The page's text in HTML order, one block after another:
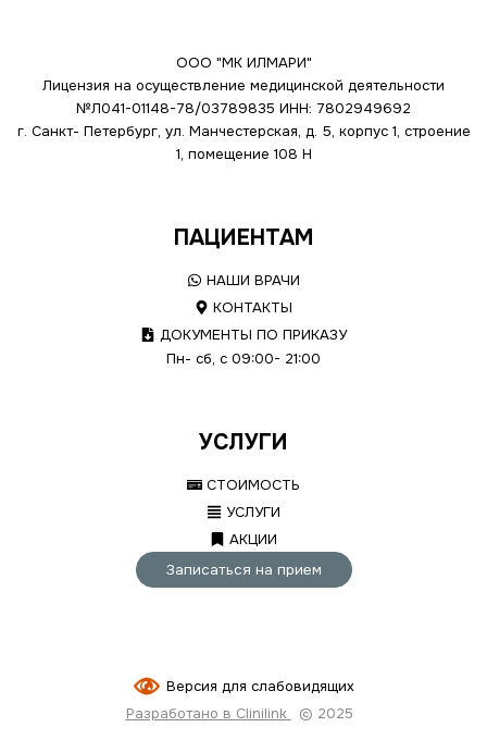
ООО "МК ИЛМАРИ"
Лицензия на осуществление медицинской деятельности
№Л041-01148-78/03789835 ИНН: 7802949692
г. Санкт- Петербург, ул. Манчестерская, д. 5, корпус 1, строение
1, помещение 108 Н
ПАЦИЕНТАМ
НАШИ ВРАЧИ
КОНТАКТЫ
ДОКУМЕНТЫ ПО ПРИКАЗУ
Пн- сб, с 09:00- 21:00
УСЛУГИ
СТОИМОСТЬ
УСЛУГИ
АКЦИИ
Записаться на прием
Версия для слабовидящих
Разработано в Clinilink
© 2025